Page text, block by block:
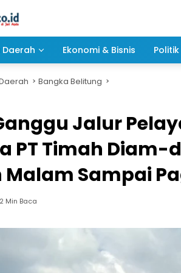
Daerah Ekonomi & Bisnis Politik
Bangka Belitung
Jalur
PT Timah Diam-
Malam Sampai
2 Min Baca